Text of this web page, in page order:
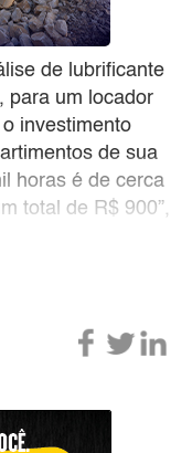
de lubrificante
para um locador
investimento
de sua
horas é de cerca
total de R$ 900”,